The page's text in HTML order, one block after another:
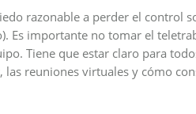
razonable a perder el control
Es importante no tomar el
Tiene que estar claro para
reuniones virtuales y cómo